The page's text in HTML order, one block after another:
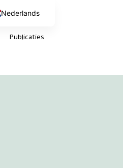
Publicaties
Nederlands
Deutsch